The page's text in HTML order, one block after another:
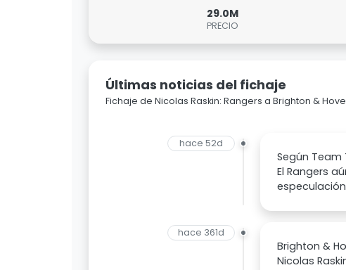
29.0M
PRECIO
Últimas noticias del fichaje
Fichaje de Nicolas Raskin: Rangers a Brighton &
hace 52d
Según Team
El Rangers
hace 361d
Brighton &
Nicolas